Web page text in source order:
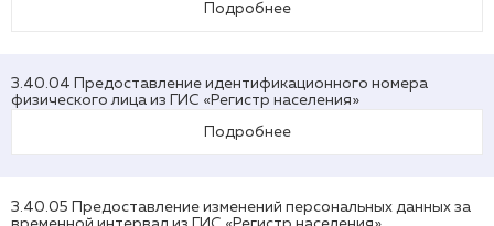
Подробнее
3.40.04 Предоставление идентификационного номера
физического лица из ГИС «Регистр населения»
Подробнее
3.40.05 Предоставление изменений персональных данных за